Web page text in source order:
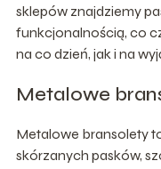
sklepów znajdziemy
funkcjonalnością, co
na co dzień, jak i na
Metalowe
Metalowe bransolety
skórzanych pasków,